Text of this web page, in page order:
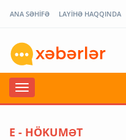
ANA SƏHİFƏ LAYİHƏ HAQQINDA
E - HÖKUMƏT